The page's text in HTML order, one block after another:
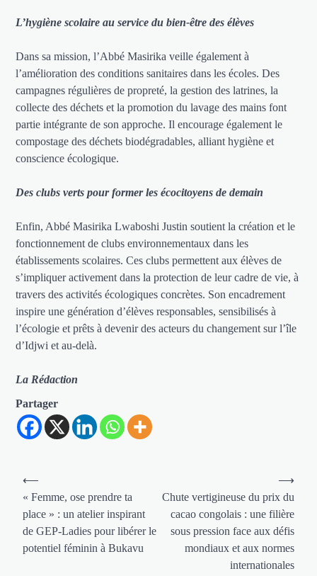
L’hygiène scolaire au service du bien-être des élèves
Dans sa mission, l’Abbé Masirika veille également à
l’amélioration des conditions sanitaires dans les écoles. Des
campagnes régulières de propreté, la gestion des latrines, la
collecte des déchets et la promotion du lavage des mains font
partie intégrante de son approche. Il encourage également le
compostage des déchets biodégradables, alliant hygiène et
conscience écologique.
Des clubs verts pour former les écocitoyens de demain
Enfin, Abbé Masirika Lwaboshi Justin soutient la création et le
fonctionnement de clubs environnementaux dans les
établissements scolaires. Ces clubs permettent aux élèves de
s’impliquer activement dans la protection de leur cadre de vie, à
travers des activités écologiques concrètes. Son encadrement
inspire une génération d’élèves responsables, sensibilisés à
l’écologie et prêts à devenir des acteurs du changement sur l’île
d’Idjwi et au-delà.
La Rédaction
Partager
Navigation
de
l’article
⟵
« Femme, ose prendre ta
place » : un atelier inspirant
de GEP-Ladies pour libérer le
potentiel féminin à Bukavu
Chute vertigineuse du prix du
cacao congolais : une filière
sous pression face aux défis
mondiaux et aux normes
internationales
⟶